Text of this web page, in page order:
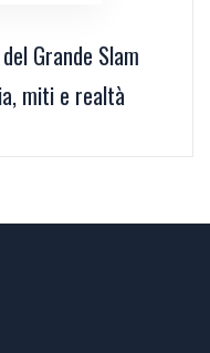
Grande Slam
miti e realtà